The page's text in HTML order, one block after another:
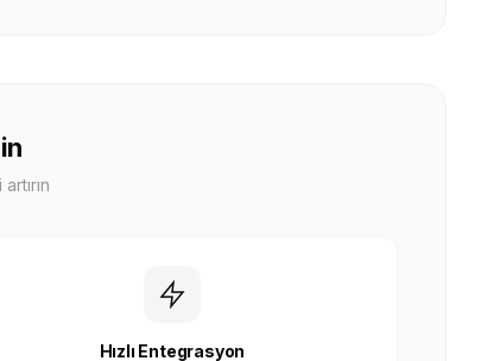
Hızlı Entegrasyon